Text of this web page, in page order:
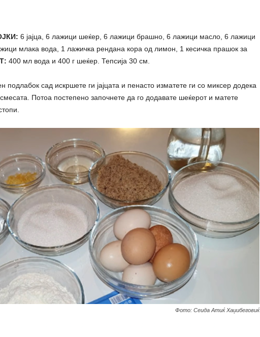
6 јајца, 6 лажици шеќер, 6 лажици брашно, 6 лажици масло, 6 лажици
млака вода, 1 лажичка рендана кора од лимон, 1 кесичка прашок за
400 мл вода и 400 г шеќер. Тепсија 30 см.
подлабок сад искршете ги јајцата и пенасто изматете ги со миксер додека
Потоа постепено започнете да го додавате шеќерот и матете
Фото: Сеида Атиќ Хаџибеговиќ